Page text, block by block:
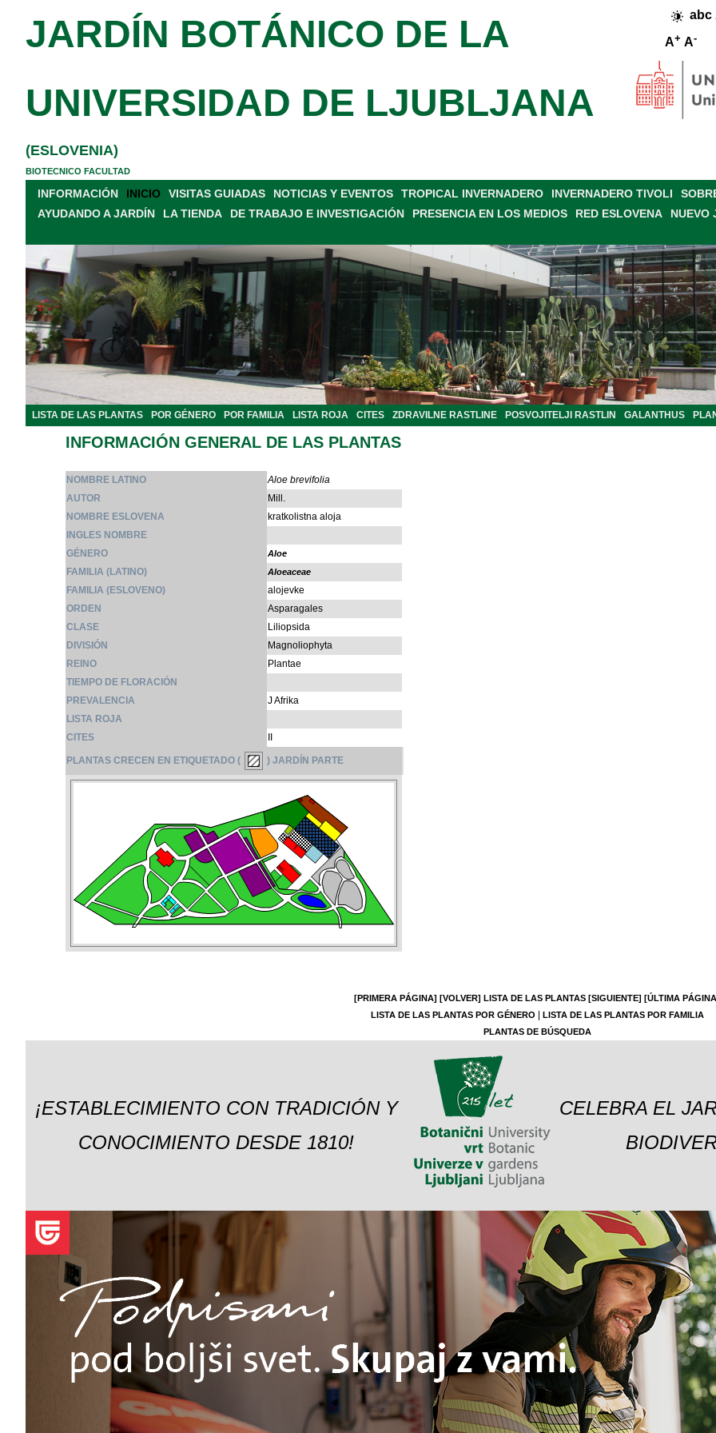
abc
A+ A-
JARDÍN BOTÁNICO DE LA
UNIVERSIDAD DE LJUBLJANA
(ESLOVENIA)
BIOTECNICO FACULTAD
INFORMACIÓN INICIO VISITAS GUIADAS NOTICIAS Y EVENTOS TROPICAL INVERNADERO INVERNADERO TIVOLI
AYUDANDO A JARDÍN
LA TIENDA DE TRABAJO E INVESTIGACIÓN PRESENCIA EN LOS MEDIOS RED ESLOVENA NUEVO
LISTA DE LAS PLANTAS POR GÉNERO POR FAMILIA LISTA ROJA CITES ZDRAVILNE RASTLINE POSVOJITELJI RASTLIN GALANTHUS
INFORMACIÓN GENERAL DE LAS PLANTAS
NOMBRE LATINO
Aloe brevifolia
AUTOR
Mill.
NOMBRE ESLOVENA
kratkolistna aloja
INGLES NOMBRE
GÉNERO
Aloe
FAMILIA (LATINO) Aloeaceae
FAMILIA (ESLOVENO)
alojevke
ORDEN
Asparagales
CLASE
Liliopsida
DIVISIÓN
Magnoliophyta
REINO
Plantae
TIEMPO DE FLORACIÓN
PREVALENCIA
J Afrika
LISTA ROJA
CITES
PLANTAS CRECEN EN ETIQUETADO ( ) JARDÍN PARTE
[PRIMERA PÁGINA] [VOLVER] LISTA DE LAS PLANTAS [SIGUIENTE] [ÚLTIMA
LISTA DE LAS PLANTAS POR GÉNERO
LISTA DE LAS PLANTAS POR FAMILIA
PLANTAS DE BÚSQUEDA
¡ESTABLECIMIENTO CON TRADICIÓN Y
CONOCIMIENTO DESDE 1810!
CELEBRA EL